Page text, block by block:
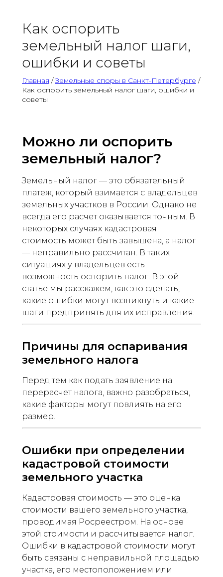
Как оспорить
земельный налог шаги,
ошибки и советы
Главная /Земельные споры в Санкт-Петербурге /
Как оспорить земельный налог шаги, ошибки и
советы
Можно ли оспорить
земельный налог?
Земельный налог — это обязательный
платеж, который взимается с владельцев
земельных участков в России. Однако не
всегда его расчет оказывается точным. В
некоторых случаях кадастровая
стоимость может быть завышена, а налог
— неправильно рассчитан. В таких
ситуациях у владельцев есть
возможность оспорить налог. В этой
статье мы расскажем, как это сделать,
какие ошибки могут возникнуть и какие
шаги предпринять для их исправления.
Причины для оспаривания
земельного налога
Перед тем как подать заявление на
перерасчет налога, важно разобраться,
какие факторы могут повлиять на его
размер.
Ошибки при определении
кадастровой стоимости
земельного участка
Кадастровая стоимость — это оценка
стоимости вашего земельного участка,
проводимая Росреестром. На основе
этой стоимости и рассчитывается налог.
Ошибки в кадастровой стоимости могут
быть связаны с неправильной площадью
участка, его местоположением или